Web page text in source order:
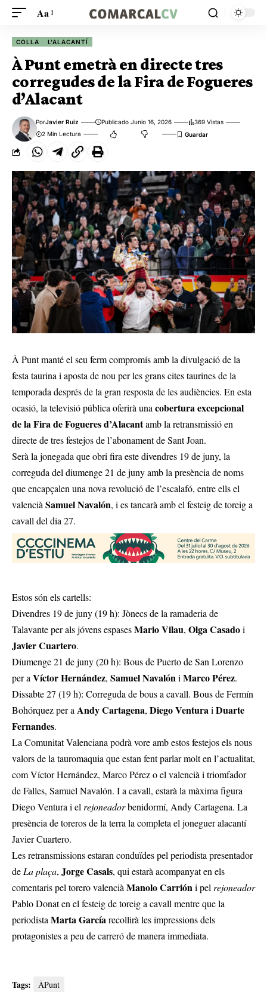
Aa
COLLA L'ALACANTÍ
À Punt emetrà en directe tres
corregudes de la Fira de Fogueres
d’Alacant
PorJavier Ruiz Publicado Junio 16, 2026
369 Vistas
2 Min Lectura
À Punt manté el seu ferm compromís amb la divulgació de la
festa taurina i aposta de nou per les grans cites taurines de la
temporada després de la gran resposta de les audiències. En esta
ocasió, la televisió pública oferirà una cobertura excepcional
de la Fira de Fogueresd’Alacantamb la retransmissió en
directe de tres festejos de l’abonament de Sant Joan.
Serà la jonegada que obri fira este divendres 19 de juny, la
correguda del diumenge 21 de juny amb la presència de noms
que encapçalen una nova revolució de l’escalafó, entre ells el
valencià Samuel Navalón, i es tancarà amb el festeig de toreig a
cavall del dia 27.
Estos són els cartells:
Divendres 19 de juny (19 h): Jònecs de la ramaderia de
Talavante per als jóvens espasesMario Vilau, Olga Casadoi
Javier Cuartero.
Diumenge 21 de juny (20 h): Bous de Puerto de San Lorenzo
per aVíctor Hernández, Samuel NavalóniMarco Pérez.
Dissabte 27 (19 h): Correguda de bous a cavall. Bous de Fermín
Bohórquez per aAndy Cartagena, Diego VenturaiDuarte
Fernandes.
La Comunitat Valenciana podrà vore amb estos festejos els nous
valors de la tauromaquia que estan fent parlar molt en l’actualitat,
com Víctor Hernández, Marco Pérez o el valencià i triomfador
de Falles, Samuel Navalón. I a cavall, estarà la màxima figura
Diego Ventura i elrejoneadorbenidormí, Andy Cartagena. La
presència de toreros de la terra la completa el joneguer alacantí
Javier Cuartero.
Les retransmissions estaran conduïdes pel periodista presentador
deLa plaça, Jorge Casals, qui estarà acompanyat en els
comentaris pel torero valenciàManolo Carrióni pelrejoneador
Pablo Donat en el festeig de toreig a cavall mentre que la
periodistaMarta Garcíarecollirà les impressions dels
protagonistes a peu de carreró de manera immediata.
Tags: ÀPunt